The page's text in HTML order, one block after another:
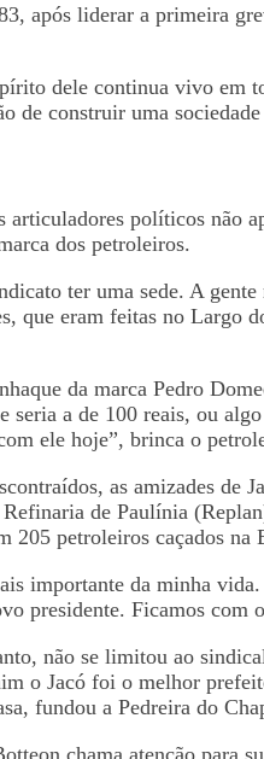
após liderar a primeira
dele continua vivo em
de construir uma
articuladores políticos não
dos petroleiros.
ter uma sede. A
que eram feitas no Largo
da marca Pedro
seria a de 100 reais, ou
ele hoje”, brinca o
as amizades
de Paulínia
205 petroleiros caçados
importante da minha
presidente. Ficamos
não se limitou ao
o Jacó foi o melhor
fundou a Pedreira do
chama atenção para